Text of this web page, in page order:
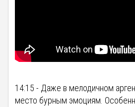
14:15 - Даже в мелодичном
место бурным эмоциям.